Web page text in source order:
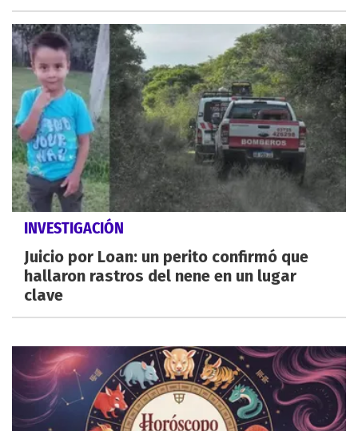
INVESTIGACIÓN
Juicio por Loan: un perito confirmó que
hallaron rastros del nene en un lugar
clave